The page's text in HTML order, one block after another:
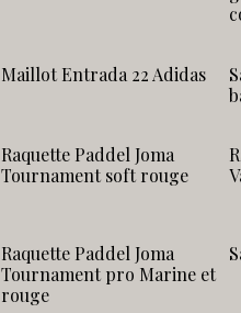
Maillot Entrada 22 Adidas
Raquette Paddel Joma
Tournament soft rouge
Raquette Paddel Joma
Tournament pro Marine et
rouge